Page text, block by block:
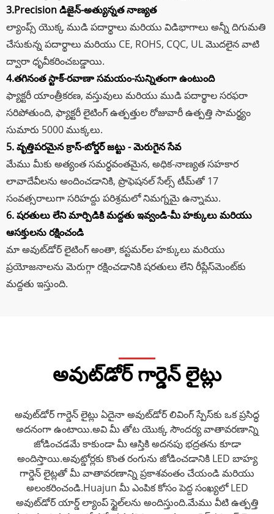
3.Precision డిజైన్-అత్యున్నత నాణ్యత
ల్యాంప్స్ యొక్క ముడి పదార్థాలు మరియు విడిభాగాలు అన్నీ దిగుమతి
చేసుకున్న పదార్థాలు మరియు CE, ROHS, CQC, UL మొదలైన వాటి
ద్వారా ధృవీకరించబడ్డాయి.
4.తగినంత స్టాక్-రవాణా సమయం-సున్నితంగా ఉంటుంది
ఫ్యాక్టరీ యాంత్రీకరణ, వస్తువులు మరియు ముడి పదార్థాల సరఫరా
సరిపోతుంది, ఫ్యాక్టరీ లైటింగ్ ఉత్పత్తుల రోజువారీ ఉత్పత్తి సామర్థ్యం
సుమారు 5000 ముక్కలు.
5. వృత్తిపరమైన క్రాస్-బోర్డర్ జట్టు - మెరుగైన సేవ
మేము మీకు అత్యంత సమర్థవంతమైన, అధిక-నాణ్యత సహకార
లావాదేవీలను అందించడానికి, ప్రొఫెషనల్ సేల్స్ టీమ్‌తో 17
సంవత్సరాలుగా సరిహద్దు పరిశ్రమలో నిమగ్నమై ఉన్నాము.
6. షరతులు లేని మార్పిడికి మద్దతు ఇవ్వండి-మీ హక్కులు మరియు
ఆసక్తులను రక్షించండి
మా అవుట్‌డోర్ లైటింగ్ అంతా, కస్టమర్‌ల హక్కులు మరియు
ప్రయోజనాలను మెరుగ్గా రక్షించడానికి షరతులు లేని రీప్లేస్‌మెంట్‌కు
మద్దతు ఇస్తుంది.
అవుట్‌డోర్ గార్డెన్ లైట్లు
అవుట్‌డోర్ గార్డెన్ లైట్లు ఏదైనా అవుట్‌డోర్ లివింగ్ స్పేస్‌కు ఒక ప్రసిద్ధ
అదనంగా ఉంటాయి.అవి మీ తోట యొక్క సౌందర్య వాతావరణాన్ని
జోడించడమే కాకుండా మీ ఆస్తికి అదనపు భద్రతను కూడా
అందిస్తాయి.అవుట్డోర్లకు కొంత రంగును జోడించడానికి LED బాహ్య
గార్డెన్ లైట్లతో మీ వాతావరణాన్ని ప్రకాశవంతం చేయండి మరియు
అలంకరించండి.Huajun మీ ఎంపిక కోసం పెద్ద సంఖ్యలో LED
అవుట్‌డోర్ యార్డ్ ల్యాంప్ స్టైల్‌లను అందిస్తుంది.మేము వీటి ఉత్పత్తి